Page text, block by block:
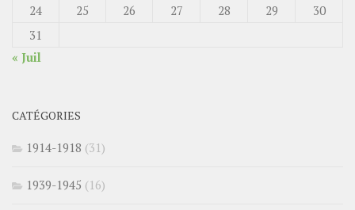
24
25 26 27 28 29
30
31
« Juil
CATÉGORIES
1914-1918 (31)
1939-1945 (16)